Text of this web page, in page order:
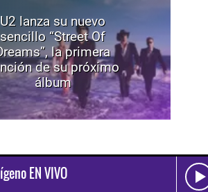
U2 lanza su nuevo
sencillo “Street Of
la primera
de su próximo
álbum
EN VIVO